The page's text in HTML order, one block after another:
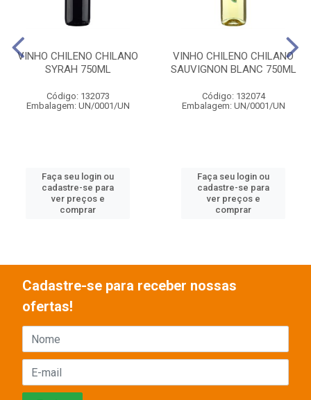
VINHO CHILENO CHILANO
SYRAH 750ML
Código: 132073
Embalagem: UN/0001/UN
Faça seu login ou
cadastre-se para
ver preços e
comprar
VINHO CHILENO CHILANO
SAUVIGNON BLANC 750ML
Código: 132074
Embalagem: UN/0001/UN
Faça seu login ou
cadastre-se para
ver preços e
comprar
Cadastre-se para receber nossas
ofertas!